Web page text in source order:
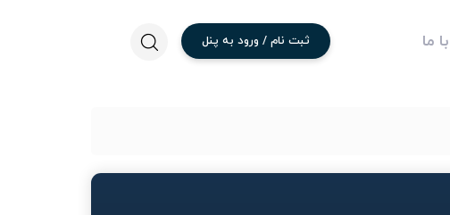
ما ثبت نام / ورود به پنل